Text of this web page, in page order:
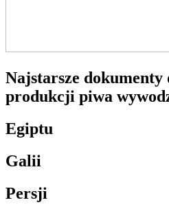
Najstarsze dokumenty
produkcji piwa
Egiptu
Galii
Persji